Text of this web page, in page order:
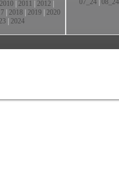
2010 2011 2012
2018 2019 2020
| 2024
07_24 08_24